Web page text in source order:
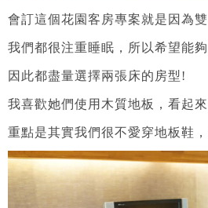
會訂這個花園客房專案就是因為
我們都很注重睡眠，所以希望能
因此都盡量選擇兩張床的房型!
我喜歡她們使用木質地板 ，看起
重點是其實我們很不愛穿地板鞋